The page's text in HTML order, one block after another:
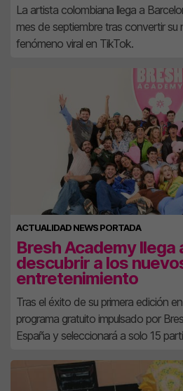
La artista colombiana llega a
mes de septiembre tras convertir su
fenómeno viral en TikTok.
ACTUALIDAD NEWS PORTADA
Bresh Academy llega
descubrir a los
entretenimiento
Tras el éxito de su primera edición
programa gratuito impulsado por
España y seleccionará a solo 15